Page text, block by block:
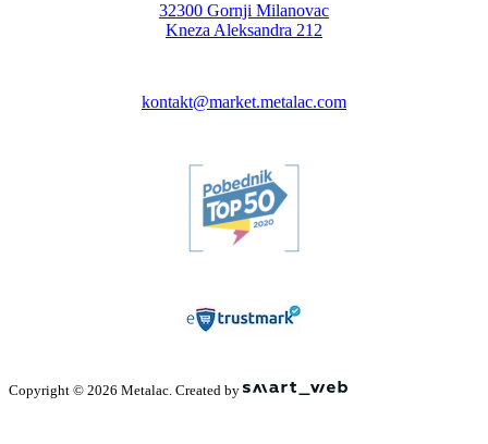
32300 Gornji Milanovac
Kneza Aleksandra 212
kontakt@market.metalac.com
Copyright © 2026 Metalac. Created by